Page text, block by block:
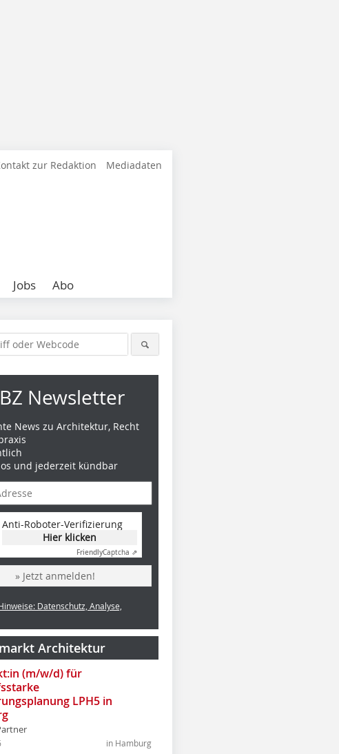
zur Redaktion Mediadaten
Jobs Abo
Newsletter
News zu Architektur, Recht
und jederzeit kündbar
Anti-Roboter-Verifizierung
Hier klicken
FriendlyCaptcha ⇗
» Jetzt anmelden!
Datenschutz, Analyse,
Architektur
(m/w/d) für
LPH5 in
in Hamburg